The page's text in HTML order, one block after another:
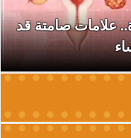
علامات صامتة قد